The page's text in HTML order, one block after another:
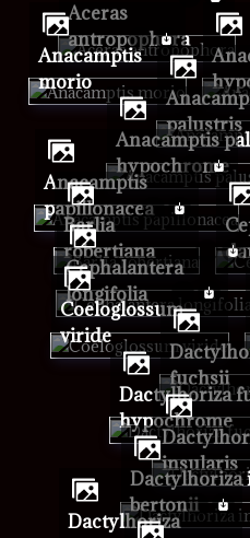
Aceras
antropophora
Anacamptis
morio
Anacamptis morio
Anacamptis
palustris
Anacamptis palustris
hypochrome
Anacamptis
papillonacea
Barlia
robertiana
Cephalantera
Cephalantera
longifolia
Coeloglossum
viride
Dactylhoriza
fuchsii
Dactylhoriza fuchsii
hypochrome
Dactylhoriza
insularis
Dactylhoriza insularis
bertonii
Dactylhoriza